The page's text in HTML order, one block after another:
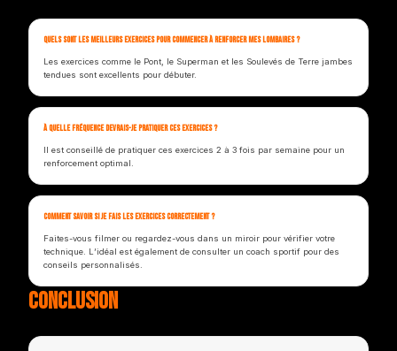
Quels sont les meilleurs exercices pour commencer à renforcer mes lombaires ?
Les exercices comme le Pont, le Superman et les Soulevés de Terre jambes
tendues sont excellents pour débuter.
À quelle fréquence devrais-je pratiquer ces exercices ?
Il est conseillé de pratiquer ces exercices 2 à 3 fois par semaine pour un
renforcement optimal.
Comment savoir si je fais les exercices correctement ?
Faites-vous filmer ou regardez-vous dans un miroir pour vérifier votre
technique. L’idéal est également de consulter un coach sportif pour des
conseils personnalisés.
Conclusion